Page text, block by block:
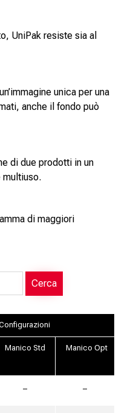
UniPak resiste sia al
unica per una
anche il fondo può
di due prodotti in un
di maggiori
Cerca
Manico Std Manico Opt
– –